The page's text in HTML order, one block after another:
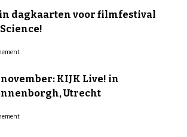
dagkaarten voor filmfestival
november: KIJK Live! in
Utrecht